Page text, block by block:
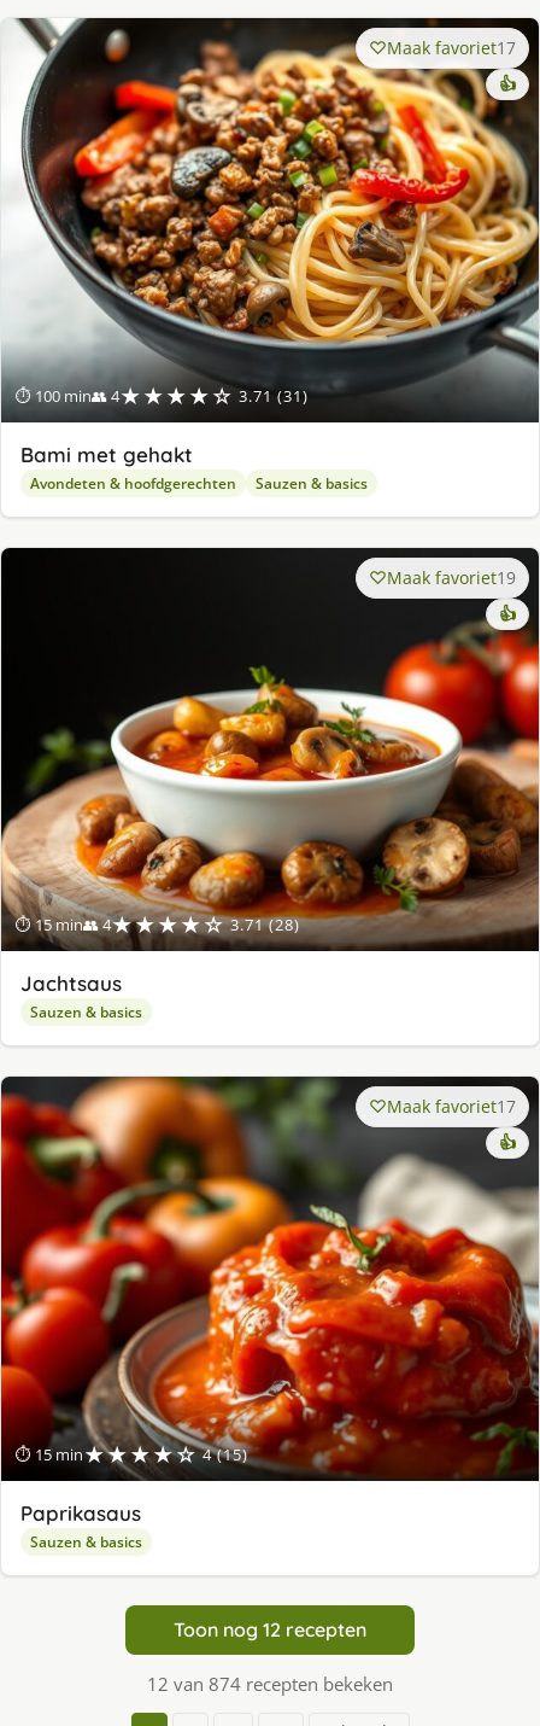
⏱ 100 min👥 4★★★★☆ 3.71 (31)
Maak favoriet17
👍
Bami met gehakt
Avondeten & hoofdgerechten Sauzen & basics
⏱ 15 min👥 4★★★★☆ 3.71 (28)
Maak favoriet19
👍
Jachtsaus
Sauzen & basics
⏱ 15 min★★★★☆ 4 (15)
Maak favoriet17
👍
Paprikasaus
Sauzen & basics
Toon nog 12 recepten
12 van 874 recepten bekeken